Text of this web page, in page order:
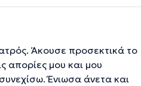
Άκουσε προσεκτικά το
απορίες μου και μου
Ένιωσα άνετα και